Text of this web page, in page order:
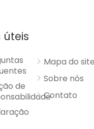
úteis
de
Mapa do site
Sobre nós
Contato